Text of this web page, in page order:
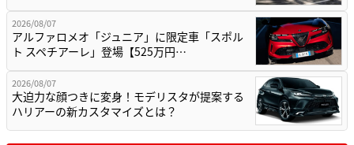
2026/08/07
アルファロメオ「ジュニア」に限定車「スポル
ト スペチアーレ」登場【525万円…
2026/08/07
大迫力な顔つきに変身！モデリスタが提案する
ハリアーの新カスタマイズとは？